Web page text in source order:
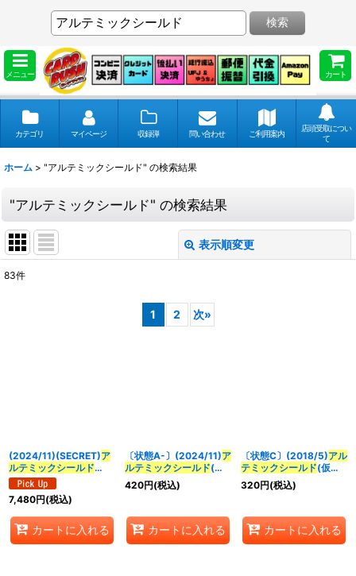
メニュー カート
検索
カテゴリ マイページ 収録弾 問い合わせ ご利用案内
店頭受取につい
て
ホーム > "アルテミックシールド" の検索結果
"アルテミックシールド" の検索結果
表示順変更
83件
1 2 次»
(2024/11)(SECRET)ア
ルテミックシールド
(BS68収録)【C-SEC】
{BS44-092}《白》
7,480円(税込)
カートに入れる
〔状態A-〕(2024/11)ア
ルテミックシールド(ゴ
ジライラスト)【-】
{BS44-092}《白》
420円(税込)
カートに入れる
〔状態C〕(2018/5)アル
テミックシールド(仮面
ライダーW/ホイル仕様)
【M】{BS44-092}
320円(税込)
カートに入れる